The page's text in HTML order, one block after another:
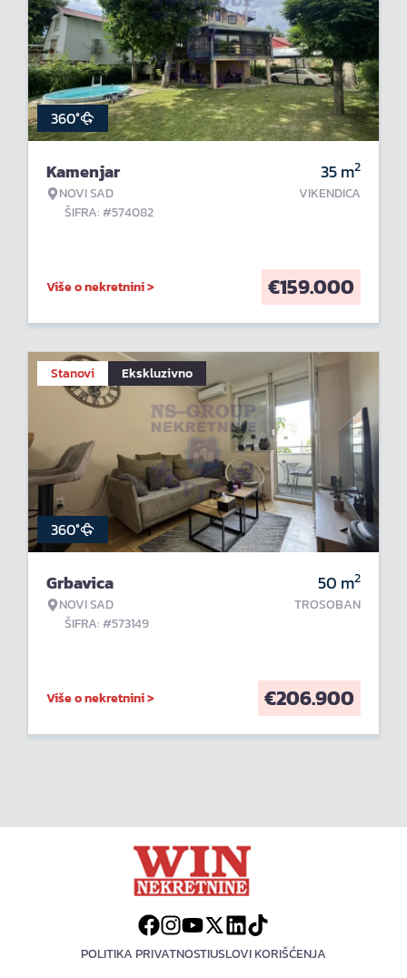
360°
Kamenjar
NOVI SAD
ŠIFRA: #574082
35m2
VIKENDICA
Više o nekretnini > €159.000
Stanovi Ekskluzivno
360°
Grbavica
NOVI SAD
ŠIFRA: #573149
50 m2
TROSOBAN
Više o nekretnini > €206.900
POLITIKA PRIVATNOSTIUSLOVI KORIŠĆENJA